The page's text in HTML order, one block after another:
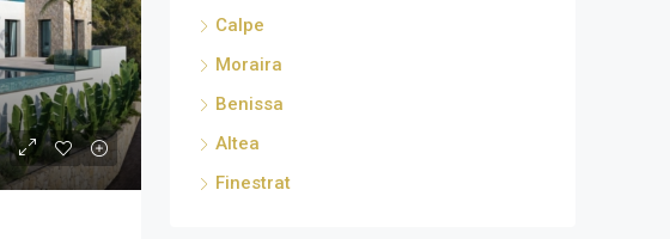
Calpe
Moraira
Benissa
Altea
Finestrat